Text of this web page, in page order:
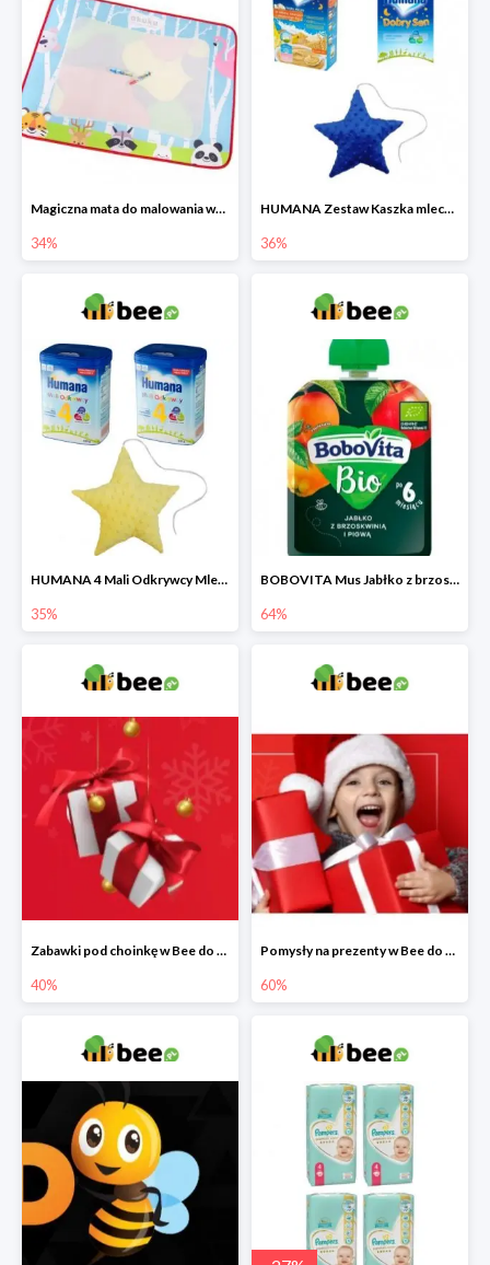
Magiczna mata do malowania wodą
34%
HUMANA Zestaw Kaszka mleczna + Mleko następne po 6. miesiącu + poduszka Gratis
36%
HUMANA 4 Mali Odkrywcy Mleko modyfikowane po 24 m-cu + poduszka Gratis
35%
BOBOVITA Mus Jabłko z brzoskwinią i pigwą
64%
Zabawki pod choinkę w Bee do -40%
40%
Pomysły na prezenty w Bee do -60%
60%